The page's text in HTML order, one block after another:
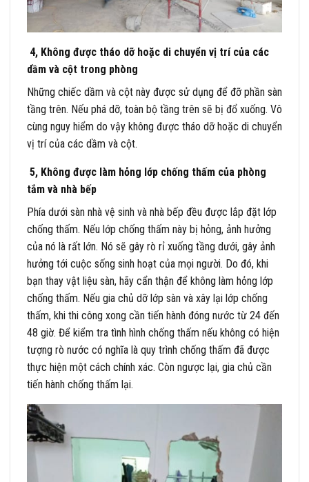
4, Không được tháo dỡ hoặc di chuyển vị trí của các
dầm và cột trong phòng
Những chiếc dầm và cột này được sử dụng để đỡ phần sàn
tầng trên. Nếu phá dỡ, toàn bộ tầng trên sẽ bị đổ xuống. Vô
cùng nguy hiểm do vậy không được tháo dỡ hoặc di chuyển
vị trí của các dầm và cột.
5, Không được làm hỏng lớp chống thấm của phòng
tắm và nhà bếp
Phía dưới sàn nhà vệ sinh và nhà bếp đều được lắp đặt lớp
chống thấm. Nếu lớp chống thấm này bị hỏng, ảnh hưởng
của nó là rất lớn. Nó sẽ gây rò rỉ xuống tầng dưới, gây ảnh
hưởng tới cuộc sống sinh hoạt của mọi người. Do đó, khi
bạn thay vật liệu sàn, hãy cẩn thận để không làm hỏng lớp
chống thấm. Nếu gia chủ dỡ lớp sàn và xây lại lớp chống
thấm, khi thi công xong cần tiến hành đóng nước từ 24 đến
48 giờ. Để kiểm tra tình hình chống thấm nếu không có hiện
tượng rò nước có nghĩa là quy trình chống thấm đã được
thực hiện một cách chính xác. Còn ngược lại, gia chủ cần
tiến hành chống thấm lại.